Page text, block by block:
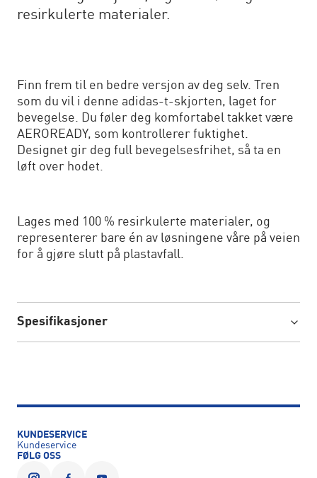
resirkulerte materialer.
Finn frem til en bedre versjon av deg selv. Tren
som du vil i denne adidas-t-skjorten, laget for
bevegelse. Du føler deg komfortabel takket være
AEROREADY, som kontrollerer fuktighet.
Designet gir deg full bevegelsesfrihet, så ta en
løft over hodet.
Lages med 100 % resirkulerte materialer, og
representerer bare én av løsningene våre på veien
for å gjøre slutt på plastavfall.
Spesifikasjoner
KUNDESERVICE
Kundeservice
FØLG OSS